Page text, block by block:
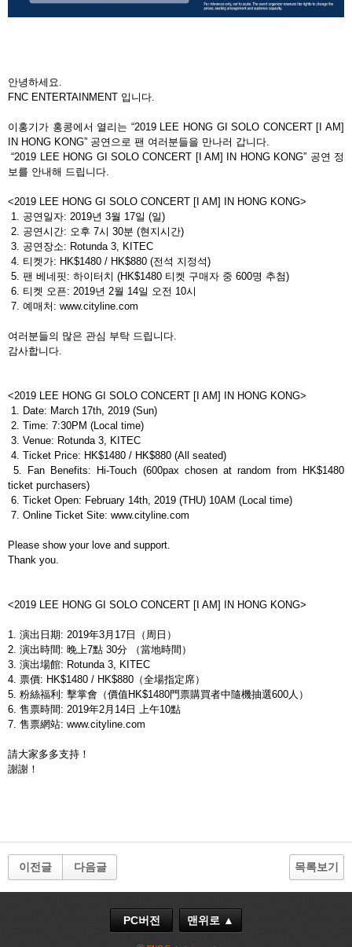
안녕하세요.
FNC ENTERTAINMENT 입니다.
이홍기가 홍콩에서 열리는 “2019 LEE HONG GI SOLO CONCERT [I AM]
IN HONG KONG” 공연으로 팬 여러분들을 만나러 갑니다.
“2019 LEE HONG GI SOLO CONCERT [I AM] IN HONG KONG” 공연 정
보를 안내해 드립니다.
<2019 LEE HONG GI SOLO CONCERT [I AM] IN HONG KONG>
1. 공연일자: 2019년 3월 17일 (일)
2. 공연시간: 오후 7시 30분 (현지시간)
3. 공연장소: Rotunda 3, KITEC
4. 티켓가: HK$1480 / HK$880 (전석 지정석)
5. 팬 베네핏 : 하이터치 (HK$1480 티켓 구매자 중 600명 추첨)
6. 티켓 오픈: 2019년 2월 14일 오전 10시
7. 예매처 : www.cityline.com
여러분들의 많은 관심 부탁 드립니다.
감사합니다.
<2019 LEE HONG GI SOLO CONCERT [I AM] IN HONG KONG>
1. Date: March 17th, 2019 (Sun)
2. Time: 7:30PM (Local time)
3. Venue: Rotunda 3, KITEC
4. Ticket Price: HK$1480 / HK$880 (All seated)
5. Fan Benefits: Hi-Touch (600pax chosen at random from HK$1480
ticket purchasers)
6. Ticket Open: February 14th, 2019 (THU) 10AM (Local time)
7. Online Ticket Site: www.cityline.com
Please show your love and support.
Thank you.
<2019 LEE HONG GI SOLO CONCERT [I AM] IN HONG KONG>
1. 演出日期: 2019年3月 17 日（周日）
2. 演出時間 : 晚上7點 30分
（當地時間）
3. 演出場館: Rotunda 3, KITEC
4. 票價: HK$1480 / HK$880 （全場指定席）
5. 粉絲福利 : 擊掌會（價值 HK$1480門票購買者中隨機抽選600人）
6. 售票時間 : 2019年2月 14 日 上午10點
7. 售票網站: www.cityline.com
請大家多多支持！
謝謝！
이전글 다음글 목록보기
PC버전 맨위로 ▲